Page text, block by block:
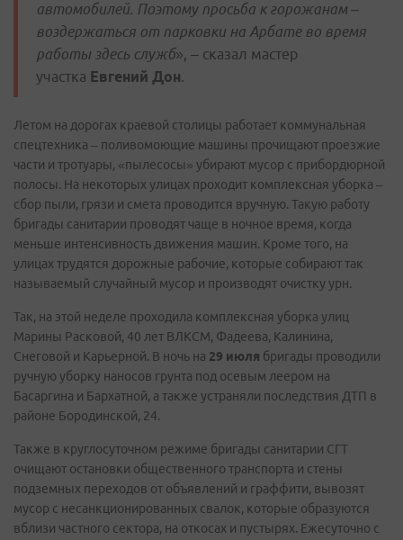
автомобилей. Поэтому просьба к горожанам –
воздержаться от парковки на Арбате во время
работы здесь служб», – сказал мастер
участка Евгений Дон.
Летом на дорогах краевой столицы работает коммунальная
спецтехника – поливомоющие машины прочищают проезжие
части и тротуары, «пылесосы» убирают мусор с прибордюрной
полосы. На некоторых улицах проходит комплексная уборка –
сбор пыли, грязи и смета проводится вручную. Такую работу
бригады санитарии проводят чаще в ночное время, когда
меньше интенсивность движения машин. Кроме того, на
улицах трудятся дорожные рабочие, которые собирают так
называемый случайный мусор и производят очистку урн.
Так, на этой неделе проходила комплексная уборка улиц
Марины Расковой, 40 лет ВЛКСМ, Фадеева, Калинина,
Снеговой и Карьерной. В ночь на 29 июля бригады проводили
ручную уборку наносов грунта под осевым леером на
Басаргина и Бархатной, а также устраняли последствия ДТП в
районе Бородинской, 24.
Также в круглосуточном режиме бригады санитарии СГТ
очищают остановки общественного транспорта и стены
подземных переходов от объявлений и граффити, вывозят
мусор с несанкционированных свалок, которые образуются
вблизи частного сектора, на откосах и пустырях. Ежесуточно с